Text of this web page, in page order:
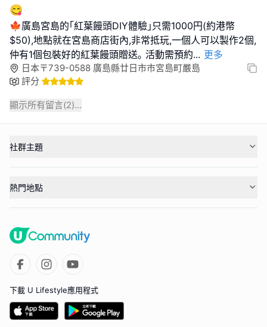
😋
🍁廣島宮島的｢紅葉饅頭DIY體驗｣只需1000円(約港幣
$50),地點就在宮島商店街內,非常抵玩,一個人可以製作2個,
仲有1個包裝好的紅葉饅頭贈送｡ 活動需預約... 更多
日本〒739-0588 廣島縣廿日市市宮島町嚴島
評分
顯示所有留言(2)...
社群主題
熱門地點
下載 U Lifestyle應用程式